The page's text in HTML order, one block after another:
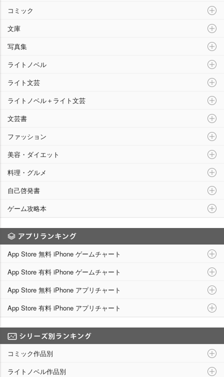
コミック
文庫
写真集
ライトノベル
ライト文芸
ライトノベル＋ライト文芸
文芸書
ファッション
美容・ダイエット
料理・グルメ
自己啓発書
ゲーム攻略本
App Store 無料 iPhone ゲームチャート
App Store 有料 iPhone ゲームチャート
App Store 無料 iPhone アプリチャート
App Store 有料 iPhone アプリチャート
コミック作品別
ライトノベル作品別